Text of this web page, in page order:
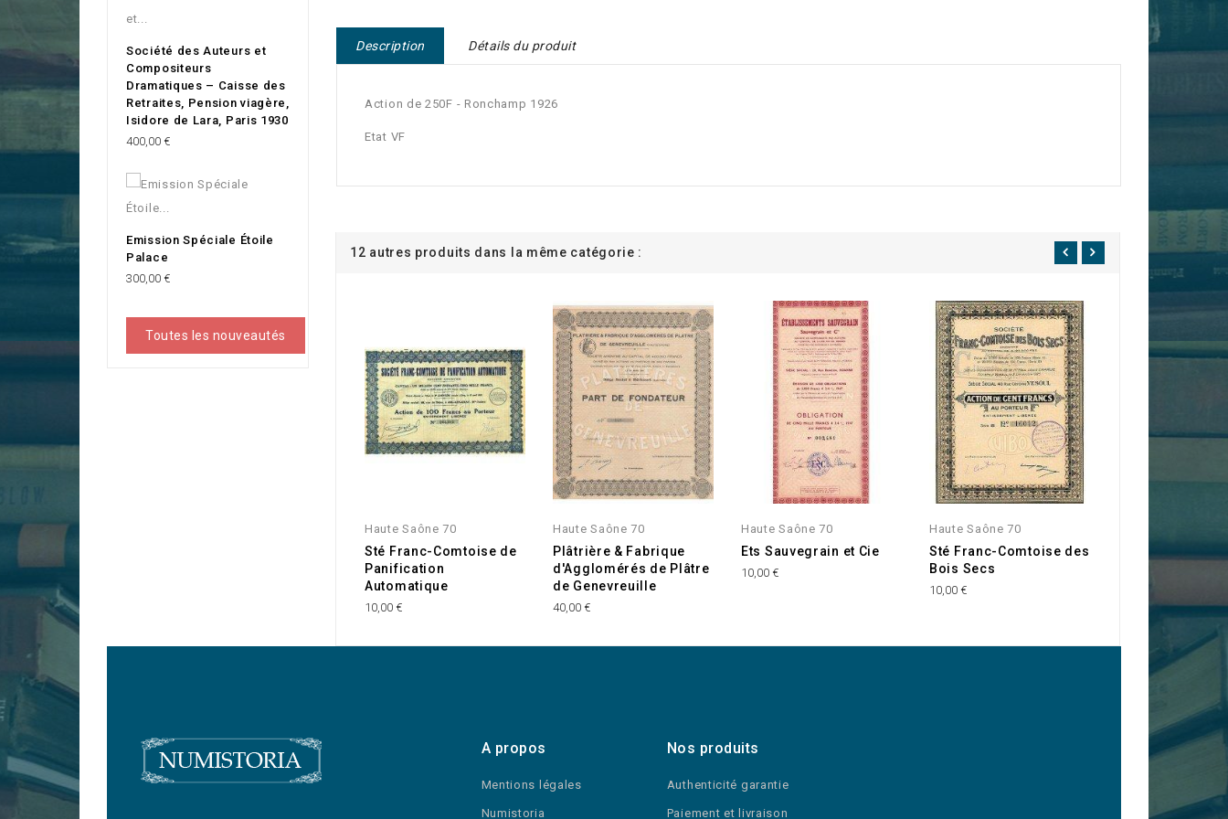
Société des Auteurs et
Compositeurs
Dramatiques – Caisse des
Retraites, Pension viagère,
Isidore de Lara, Paris 1930
Prix
400,00 €
Emission Spéciale Étoile
Palace
Prix
300,00 €
Toutes les nouveautés
Description Détails du produit
Action de 250F - Ronchamp 1926
Etat VF
12 autres produits dans la même catégorie :
Haute Saône 70
Sté Franc-Comtoise de
Panification
Automatique
10,00 €
Haute Saône 70
Plâtrière & Fabrique
d'Agglomérés de Plâtre
de Genevreuille
40,00 €
Haute Saône 70
Ets Sauvegrain et Cie
10,00 €
Haute Saône 70
Sté Franc-Comtoise des
Bois Secs
10,00 €
15,00 €
A propos
Mentions légales
Numistoria
Nos produits
Authenticité garantie
Paiement et livraison